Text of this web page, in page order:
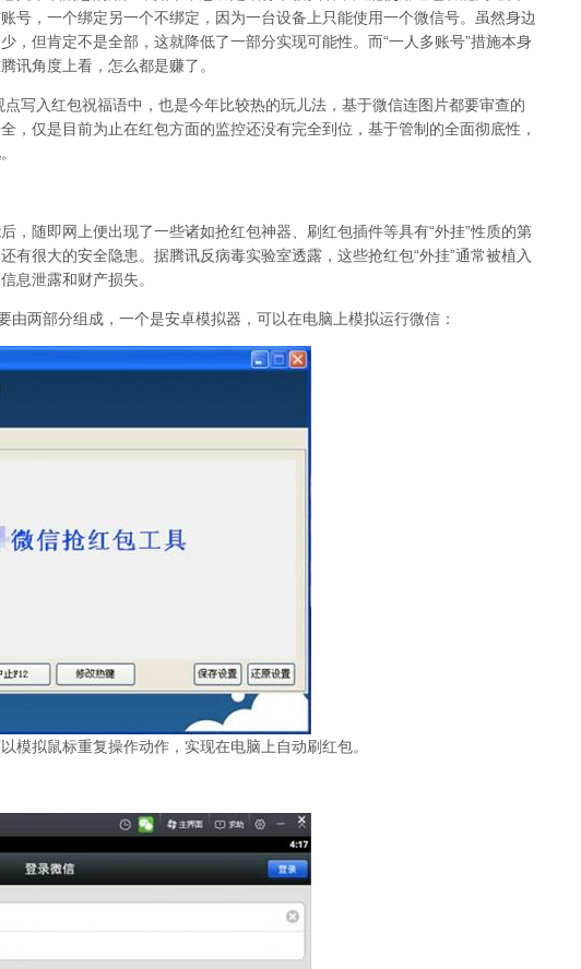
号，一个绑定另一个不绑定，因为一台设备上只能使用一个微信号。虽然身边
，但肯定不是全部，这就降低了一部分实现可能性。而“一人多账号”措施本身
讯角度上看，怎么都是赚了。
入红包祝福语中，也是今年比较热的玩儿法，基于微信连图片都要审查的
，仅是目前为止在红包方面的监控还没有完全到位，基于管制的全面彻底性，
随即网上便出现了一些诸如抢红包神器、刷红包插件等具有“外挂”性质的第
有很大的安全隐患。据腾讯反病毒实验室透露，这些抢红包“外挂”通常被植入
息泄露和财产损失。
要由两部分组成，一个是安卓模拟器，可以在电脑上模拟运行微信：
拟鼠标重复操作动作，实现在电脑上自动刷红包。